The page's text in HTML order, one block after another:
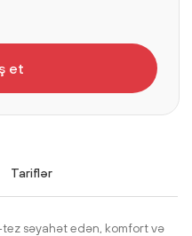
et
Tariflər
səyahət edən, komfort və